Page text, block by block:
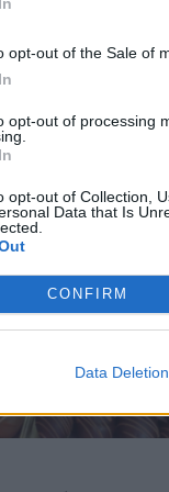
opt-out of the Sale of
opt-out of processing
opt-out of Collection,
Data that Is
CONFIRM
Data Deletion
в: